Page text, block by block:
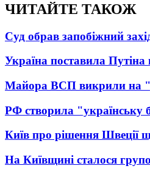
ЧИТАЙТЕ ТАКОЖ
Суд обрав запобіжний
Україна поставила
Майора ВСП викрили на
РФ створила "українську
Київ про рішення Швеції
На Київщині сталося